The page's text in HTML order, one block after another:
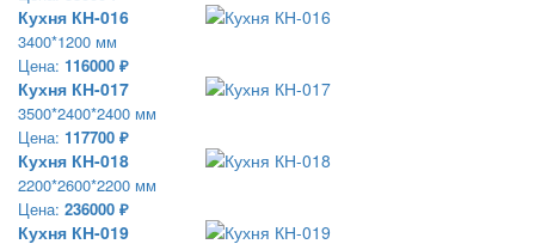
Кухня КН-016
3400*1200 мм
Цена: 116000 ₽
Кухня КН-017
3500*2400*2400 мм
Цена: 117700 ₽
Кухня КН-018
2200*2600*2200 мм
Цена: 236000 ₽
Кухня КН-019